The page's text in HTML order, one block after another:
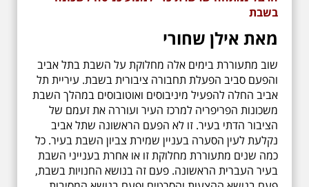
בשבת
מאת אילן שחורי
שוב מתעוררת בימים אלה מחלוקת על השבת בתל אביב
והפעם סביב הפעלת תחבורה ציבורית בשבת. עיריית תל
אביב החלה להפעיל מיניבוסים ואוטובוסים במהלך השבת
משכונות הפריפריה למרכז העיר ועוררה את זעמם של
הציבור הדתי בעיר. זו לא הפעם הראשונה שתל אביב
נקלעת לעין הסערה בעניין שמירת צביון השבת בעיר. כל
כמה שנים מתעוררת מחלוקת זו או אחרת בענייני השבת
בעיר העברית הראשונה. פעם זה בנושא החנויות בשבת,